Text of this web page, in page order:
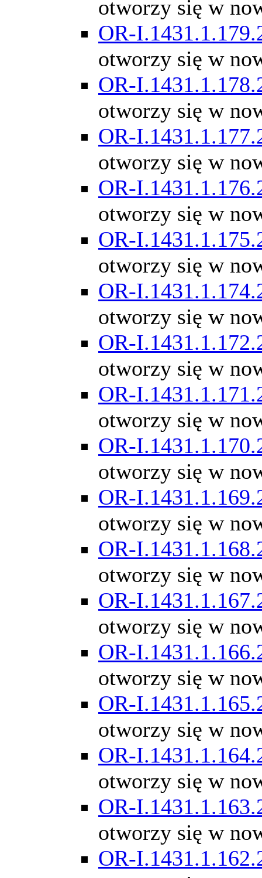
otworzy się w
OR-
otworzy się w
OR-
otworzy się w
OR-
otworzy się w
OR-
otworzy się w
OR-
otworzy się w
OR-
otworzy się w
OR-
otworzy się w
OR-
otworzy się w
OR-
otworzy się w
OR-
otworzy się w
OR-
otworzy się w
OR-
otworzy się w
OR-
otworzy się w
OR-
otworzy się w
OR-
otworzy się w
OR-
otworzy się w
OR-